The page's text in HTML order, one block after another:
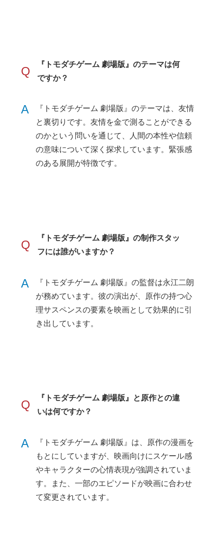
Q
『トモダチゲーム 劇場版』のテーマは何
ですか？
A
『トモダチゲーム 劇場版』のテーマは、友情
と裏切りです。友情を金で測ることができる
のかという問いを通じて、人間の本性や信頼
の意味について深く探求しています。緊張感
のある展開が特徴です。
Q
『トモダチゲーム 劇場版』の制作スタッ
フには誰がいますか？
A
『トモダチゲーム 劇場版』の監督は永江二朗
が務めています。彼の演出が、原作の持つ心
理サスペンスの要素を映画として効果的に引
き出しています。
Q
『トモダチゲーム 劇場版』と原作との違
いは何ですか？
A
『トモダチゲーム 劇場版』は、原作の漫画を
もとにしていますが、映画向けにスケール感
やキャラクターの心情表現が強調されていま
す。また、一部のエピソードが映画に合わせ
て変更されています。